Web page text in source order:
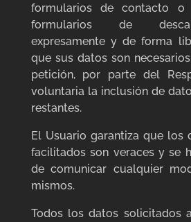
formularios de contacto o
formularios de
expresamente y de forma
que sus datos son
petición, por parte del
voluntaria la inclusión de
restantes.
El Usuario garantiza que los
facilitados son veraces y se
de comunicar cualquier
mismos.
Todos los datos solicitados